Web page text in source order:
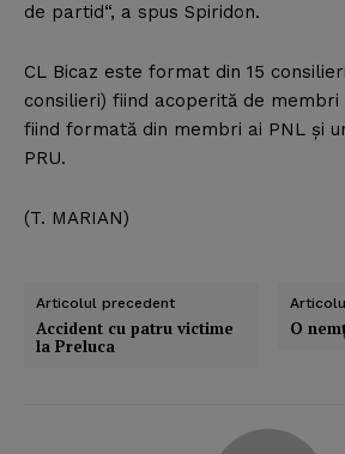
de partid“, a spus Spiridon.
CL Bicaz este format din 15
consilieri) fiind acoperită de membri
fiind formată din membri ai PNL şi
PRU.
(T. MARIAN)
Articolul precedent
Accident cu patru victime
la Preluca
O